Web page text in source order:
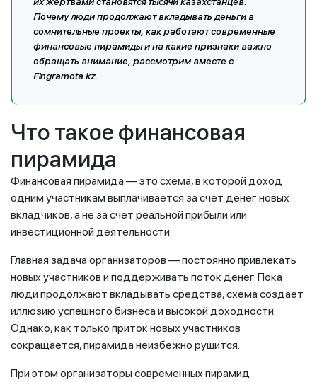
Почему люди продолжают вкладывать деньги в
сомнительные проекты, как работают современные
финансовые пирамиды и на какие признаки важно
обращать внимание, рассмотрим вместе с
Fingramota.kz.
Что такое финансовая
пирамида
Финансовая пирамида — это схема, в которой доход
одним участникам выплачивается за счет денег новых
вкладчиков, а не за счет реальной прибыли или
инвестиционной деятельности.
Главная задача организаторов — постоянно привлекать
новых участников и поддерживать поток денег. Пока
люди продолжают вкладывать средства, схема создает
иллюзию успешного бизнеса и высокой доходности.
Однако, как только приток новых участников
сокращается, пирамида неизбежно рушится.
При этом организаторы современных пирамид